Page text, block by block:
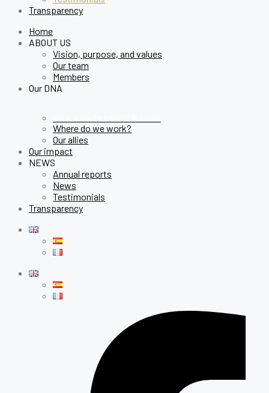
Transparency
Home
ABOUT US
Vision, purpose, and values
Our team
Members
Our DNA
Where do we work?
Our allies
Our impact
NEWS
Annual reports
News
Testimonials
Transparency